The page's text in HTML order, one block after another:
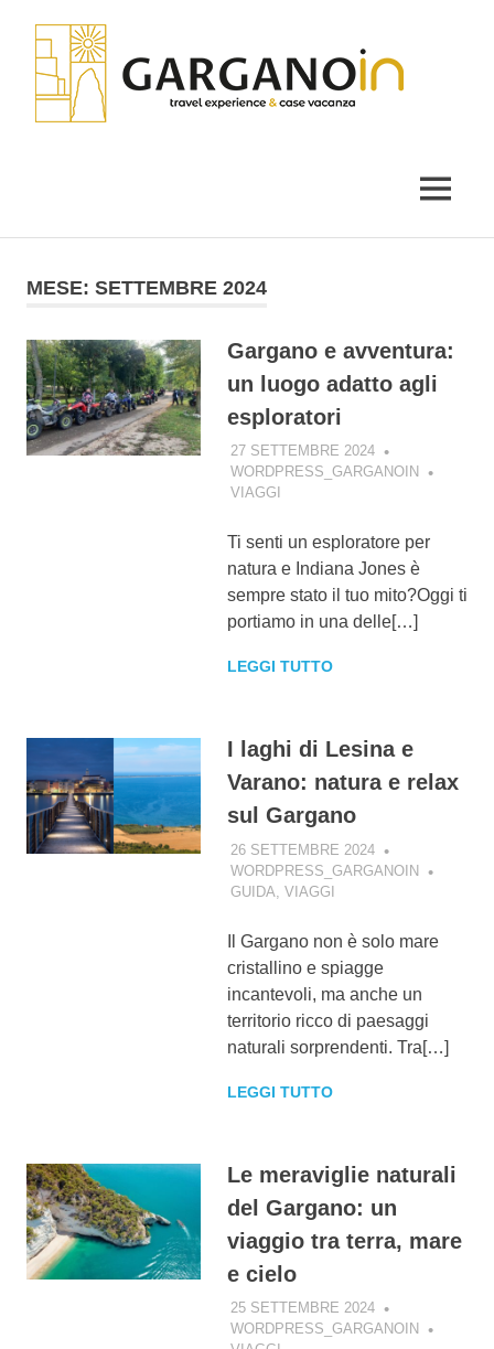
contenuto
MENU
MESE: SETTEMBRE 2024
Gargano e avventura:
un luogo adatto agli
esploratori
27 SETTEMBRE 2024
WORDPRESS_GARGANOIN
VIAGGI
Ti senti un esploratore per
natura e Indiana Jones è
sempre stato il tuo mito?Oggi ti
portiamo in una delle[…]
LEGGI TUTTO
I laghi di Lesina e
Varano: natura e relax
sul Gargano
26 SETTEMBRE 2024
WORDPRESS_GARGANOIN
GUIDA VIAGGI
Il Gargano non è solo mare
cristallino e spiagge
incantevoli, ma anche un
territorio ricco di paesaggi
naturali sorprendenti. Tra[…]
LEGGI TUTTO
Le meraviglie naturali
del Gargano: un
viaggio tra terra, mare
e cielo
25 SETTEMBRE 2024
WORDPRESS_GARGANOIN